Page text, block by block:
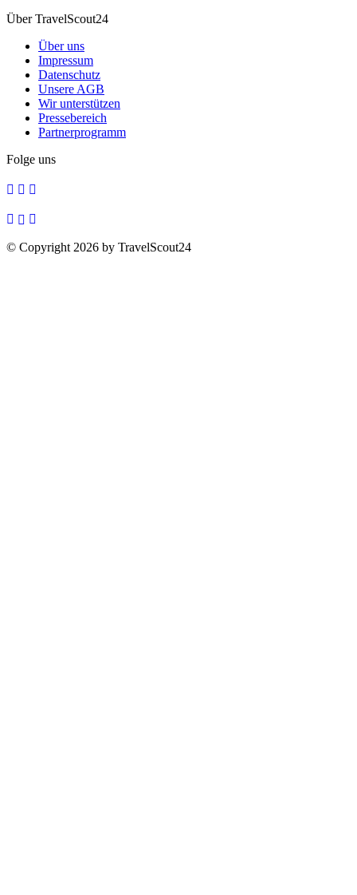
Über TravelScout24
Über uns
Impressum
Datenschutz
Unsere AGB
Wir unterstützen
Pressebereich
Partnerprogramm
Folge uns
© Copyright 2026 by TravelScout24